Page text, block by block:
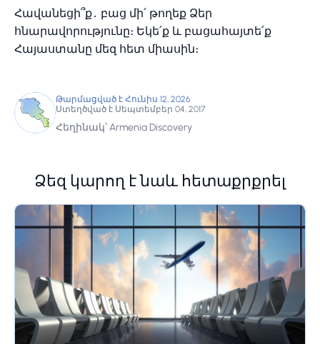
Հավանեցի՞ք․ բաց մի՛ թողեք Ձեր
հնարավորությունը։ Եկե՛ք և բացահայտե՛ք
Հայաստանը մեզ հետ միասին։
Ստեղծված է Սեպտեմբեր 04, 2017
Թարմացված է Հունիս 12, 2026
Հեղինակ՝ Armenia Discovery
Ձեզ կարող է նաև հետաքրքրել